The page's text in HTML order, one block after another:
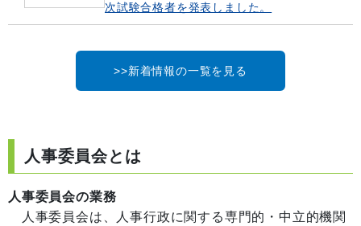
次試験合格者を発表しました。
>>新着情報の一覧を見る
人事委員会とは
人事委員会の業務
人事委員会は、人事行政に関する専門的・中立的機関